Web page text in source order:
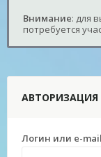
Внимание: для
потребуется
АВТОРИЗАЦИЯ
Логин или e-mail